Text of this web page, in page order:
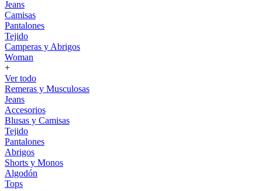
Jeans
Camisas
Pantalones
Tejido
Camperas y Abrigos
Woman
+
Ver todo
Remeras y Musculosas
Jeans
Accesorios
Blusas y Camisas
Tejido
Pantalones
Abrigos
Shorts y Monos
Algodón
Tops